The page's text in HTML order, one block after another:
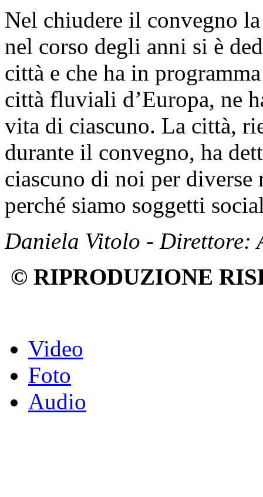
Nel chiudere il convegno
nel corso degli anni si è
città e che ha in
città fluviali d’Europa, ne
vita di ciascuno. La città,
durante il convegno, ha
ciascuno di noi per
perché siamo soggetti
Daniela Vitolo - Direttore:
© RIPRODUZIONE
Video
Foto
Audio